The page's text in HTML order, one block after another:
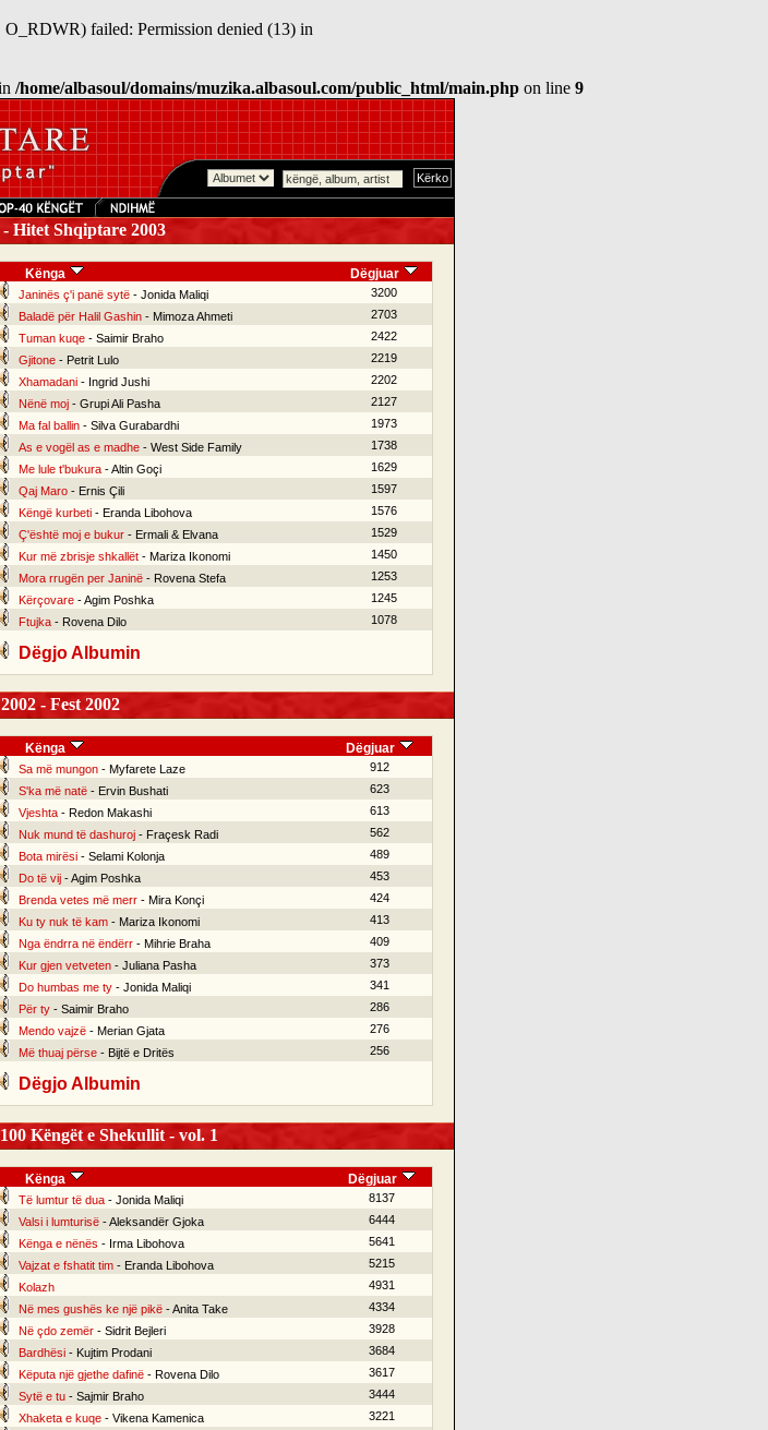
O_RDWR) failed: Permission denied (13) in
/home/albasoul/domains/muzika.albasoul.com/public_html/main.php on line 9
Hitet Shqiptare 2003
Kënga Dëgjuar
Janinës ç'i panë sytë- Jonida Maliqi
3200
Baladë për Halil Gashin- Mimoza Ahmeti
2703
Tuman kuqe- Saimir Braho
2422
Gjitone- Petrit Lulo
2219
Xhamadani- Ingrid Jushi
2202
Nënë moj- Grupi Ali Pasha
2127
Ma fal ballin- Silva Gurabardhi
1973
As e vogël as e madhe- West Side Family
1738
Me lule t'bukura- Altin Goçi
1629
Qaj Maro- Ernis Çili
1597
Këngë kurbeti- Eranda Libohova
1576
Ç'është moj e bukur- Ermali & Elvana
1529
Kur më zbrisje shkallët- Mariza Ikonomi
1450
Mora rrugën per Janinë- Rovena Stefa
1253
Kërçovare- Agim Poshka
1245
Ftujka- Rovena Dilo 1078
Dëgjo Albumin
- Fest 2002
Kënga Dëgjuar
Sa më mungon- Myfarete Laze
912
S'ka më natë- Ervin Bushati
623
Vjeshta- Redon Makashi
613
Nuk mund të dashuroj- Fraçesk Radi
562
Bota mirësi- Selami Kolonja
489
Do të vij- Agim Poshka
453
Brenda vetes më merr- Mira Konçi
424
Ku ty nuk të kam- Mariza Ikonomi
413
Nga ëndrra në ëndërr- Mihrie Braha
409
Kur gjen vetveten- Juliana Pasha
373
Do humbas me ty- Jonida Maliqi
341
Për ty- Saimir Braho
286
Mendo vajzë- Merian Gjata
276
Më thuaj përse- Bijtë e Dritës 256
Dëgjo Albumin
Këngët e Shekullit - vol. 1
Kënga Dëgjuar
Të lumtur të dua- Jonida Maliqi
8137
Valsi i lumturisë- Aleksandër Gjoka
6444
Kënga e nënës - Irma Libohova
5641
Vajzat e fshatit tim- Eranda Libohova
5215
Kolazh
4931
Në mes gushës ke një pikë- Anita Take
4334
Në çdo zemër- Sidrit Bejleri
3928
Bardhësi- Kujtim Prodani
3684
Këputa një gjethe dafinë- Rovena Dilo
3617
Sytë e tu- Sajmir Braho
3444
Xhaketa e kuqe- Vikena Kamenica
3221